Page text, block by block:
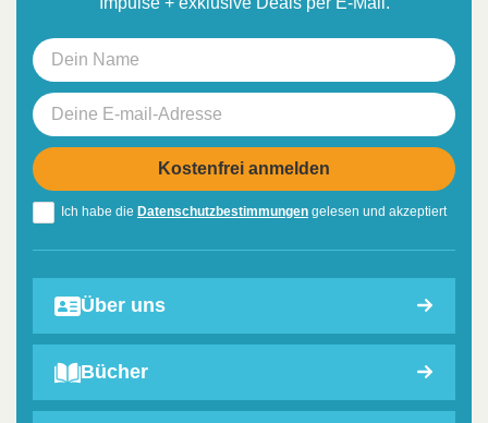
Ich habe die Datenschutzbestimmungen gelesen und akzeptiert
Über uns
Bücher